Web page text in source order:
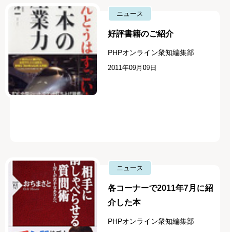
ニュース
好評書籍のご紹介
PHPオンライン衆知編集部
2011年09月09日
ニュース
各コーナーで2011年7月に紹
介した本
PHPオンライン衆知編集部